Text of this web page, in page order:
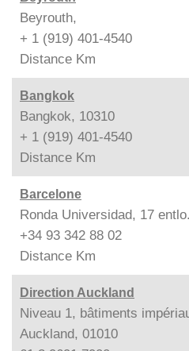
Beyrouth,
+ 1 (919) 401-4540
Distance Km
Bangkok
Bangkok, 10310
+ 1 (919) 401-4540
Distance Km
Barcelone
Ronda Universidad, 17
+34 93 342 88 02
Distance Km
Direction Auckland
Niveau 1, bâtiments
Auckland, 01010